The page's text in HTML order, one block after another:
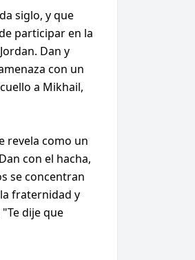
siglo, y que
participar en la
Dan y
con un
a Mikhail,
revela como un
con el hacha,
se concentran
fraternidad y
dije que